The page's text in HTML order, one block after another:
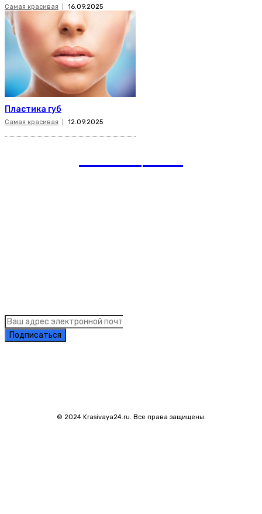
Самая красивая 16.09.2025
Пластика губ
Самая красивая 12.09.2025
Подписаться
© 2024 Krasivaya24.ru. Все права защищены.